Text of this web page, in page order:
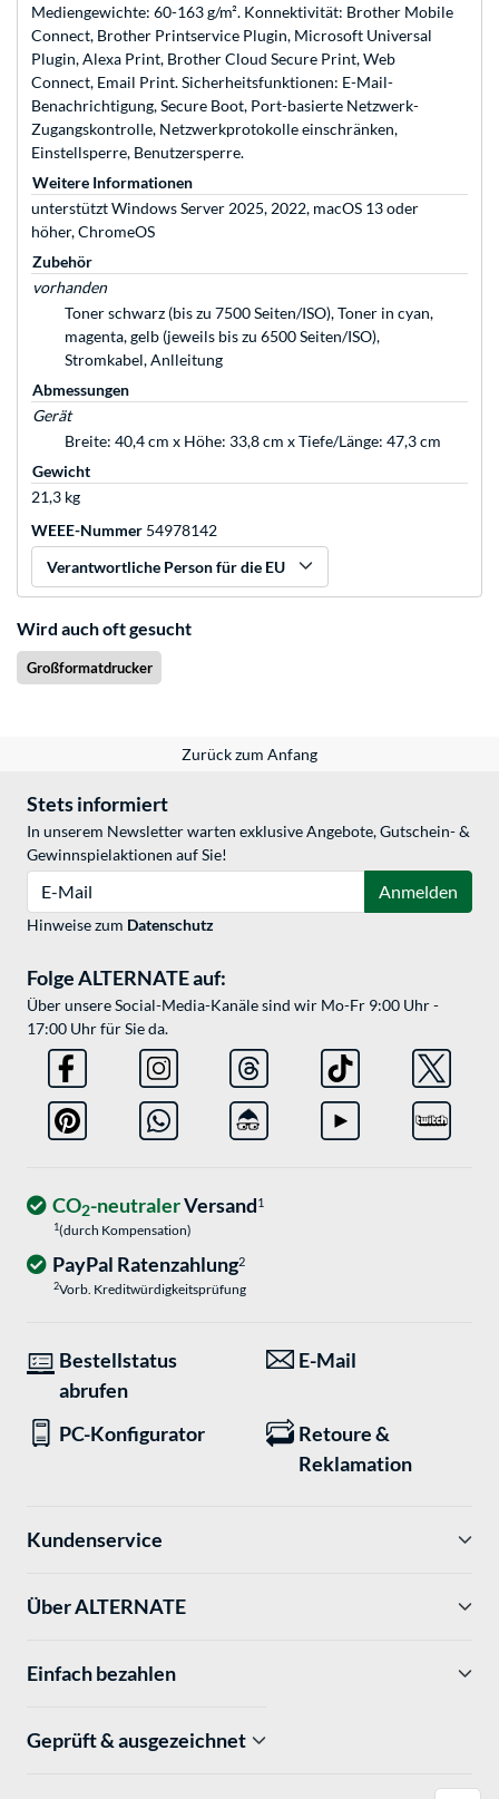
Mediengewichte: 60-163 g/m². Konnektivität: Brother Mobile
Connect, Brother Printservice Plugin, Microsoft Universal
Plugin, Alexa Print, Brother Cloud Secure Print, Web
Connect, Email Print. Sicherheitsfunktionen: E-Mail-
Benachrichtigung, Secure Boot, Port-basierte Netzwerk-
Zugangskontrolle, Netzwerkprotokolle einschränken,
Einstellsperre, Benutzersperre.
Weitere Informationen
unterstützt Windows Server 2025, 2022, macOS 13 oder
höher, ChromeOS
Zubehör
vorhanden
Toner schwarz (bis zu 7500 Seiten/ISO), Toner in cyan,
magenta, gelb (jeweils bis zu 6500 Seiten/ISO),
Stromkabel, Anlleitung
Abmessungen
Gerät
Breite: 40,4 cm x Höhe: 33,8 cm x Tiefe/Länge: 47,3 cm
Gewicht
21,3 kg
WEEE-Nummer 54978142
Verantwortliche Person für die EU
Wird auch oft gesucht
Großformatdrucker
Zurück zum Anfang
Stets informiert
In unserem Newsletter warten exklusive Angebote, Gutschein- &
Gewinnspielaktionen auf Sie!
Anmelden
Hinweise zum Datenschutz
Folge ALTERNATE auf:
Über unsere Social-Media-Kanäle sind wir Mo-Fr 9:00 Uhr -
17:00 Uhr für Sie da.
CO2-neutralerVersand1
1(durch Kompensation)
PayPal Ratenzahlung2
2Vorb. Kreditwürdigkeitsprüfung
Bestellstatus
abrufen
E-Mail
PC-Konfigurator
Retoure &
Reklamation
Kundenservice
Über ALTERNATE
Einfach bezahlen
Geprüft & ausgezeichnet